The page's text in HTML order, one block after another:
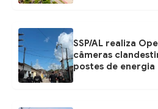
SSP/AL realiza
câmeras
postes de energia